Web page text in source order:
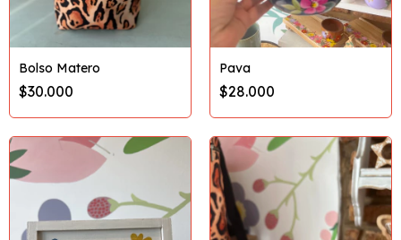
Bolso Matero
$30.000
Pava
$28.000